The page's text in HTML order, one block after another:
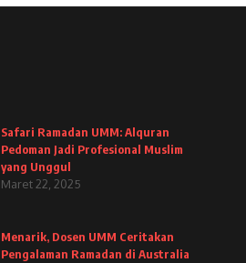
Safari Ramadan UMM: Alquran
Pedoman Jadi Profesional Muslim
yang Unggul
Maret 22, 2025
Menarik, Dosen UMM Ceritakan
Pengalaman Ramadan di Australia